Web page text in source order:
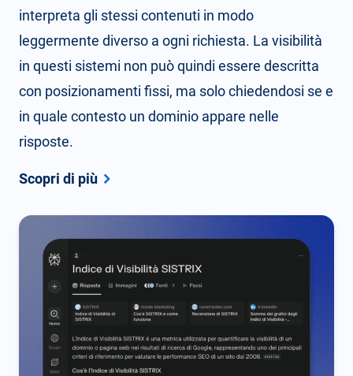
interpreta gli stessi contenuti in modo
leggermente diverso a ogni richiesta. La visibilità
in questi sistemi non può quindi essere descritta
con posizionamenti fissi, ma solo chiedendosi se e
in quale contesto un dominio appare nelle
risposte.
Scopri di più